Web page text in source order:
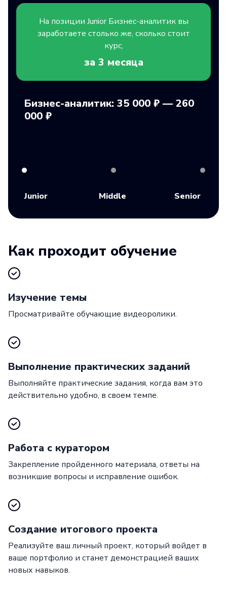
На позиции JuniorБизнес-аналитик вы
заработаете столько же, сколько стоит
курс,
за 3 месяца
Бизнес-аналитик: 35 000 ₽ — 260
000 ₽
Junior Middle Senior
Как проходит обучение
Изучение темы
Просматривайте обучающие видеоролики.
Выполнение практических заданий
Выполняйте практические задания, когда вам это
действительно удобно, в своем темпе.
Работа с куратором
Закрепление пройденного материала, ответы на
возникшие вопросы и исправление ошибок.
Создание итогового проекта
Реализуйте ваш личный проект, который войдет в
ваше портфолио и станет демонстрацией ваших
новых навыков.